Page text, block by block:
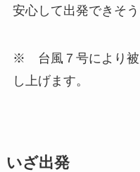
安心して出発できそう
※ 台風７号により被
し上げます。
いざ出発